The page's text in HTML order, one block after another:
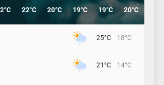
22°C 20°C 19°C 19°C 20°C
25°C 18°C
21°C 14°C